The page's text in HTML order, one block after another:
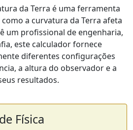
da Terra é uma ferramenta
a curvatura da Terra afeta
um profissional de engenharia,
este calculador fornece
diferentes configurações
a altura do observador e a
resultados.
Física